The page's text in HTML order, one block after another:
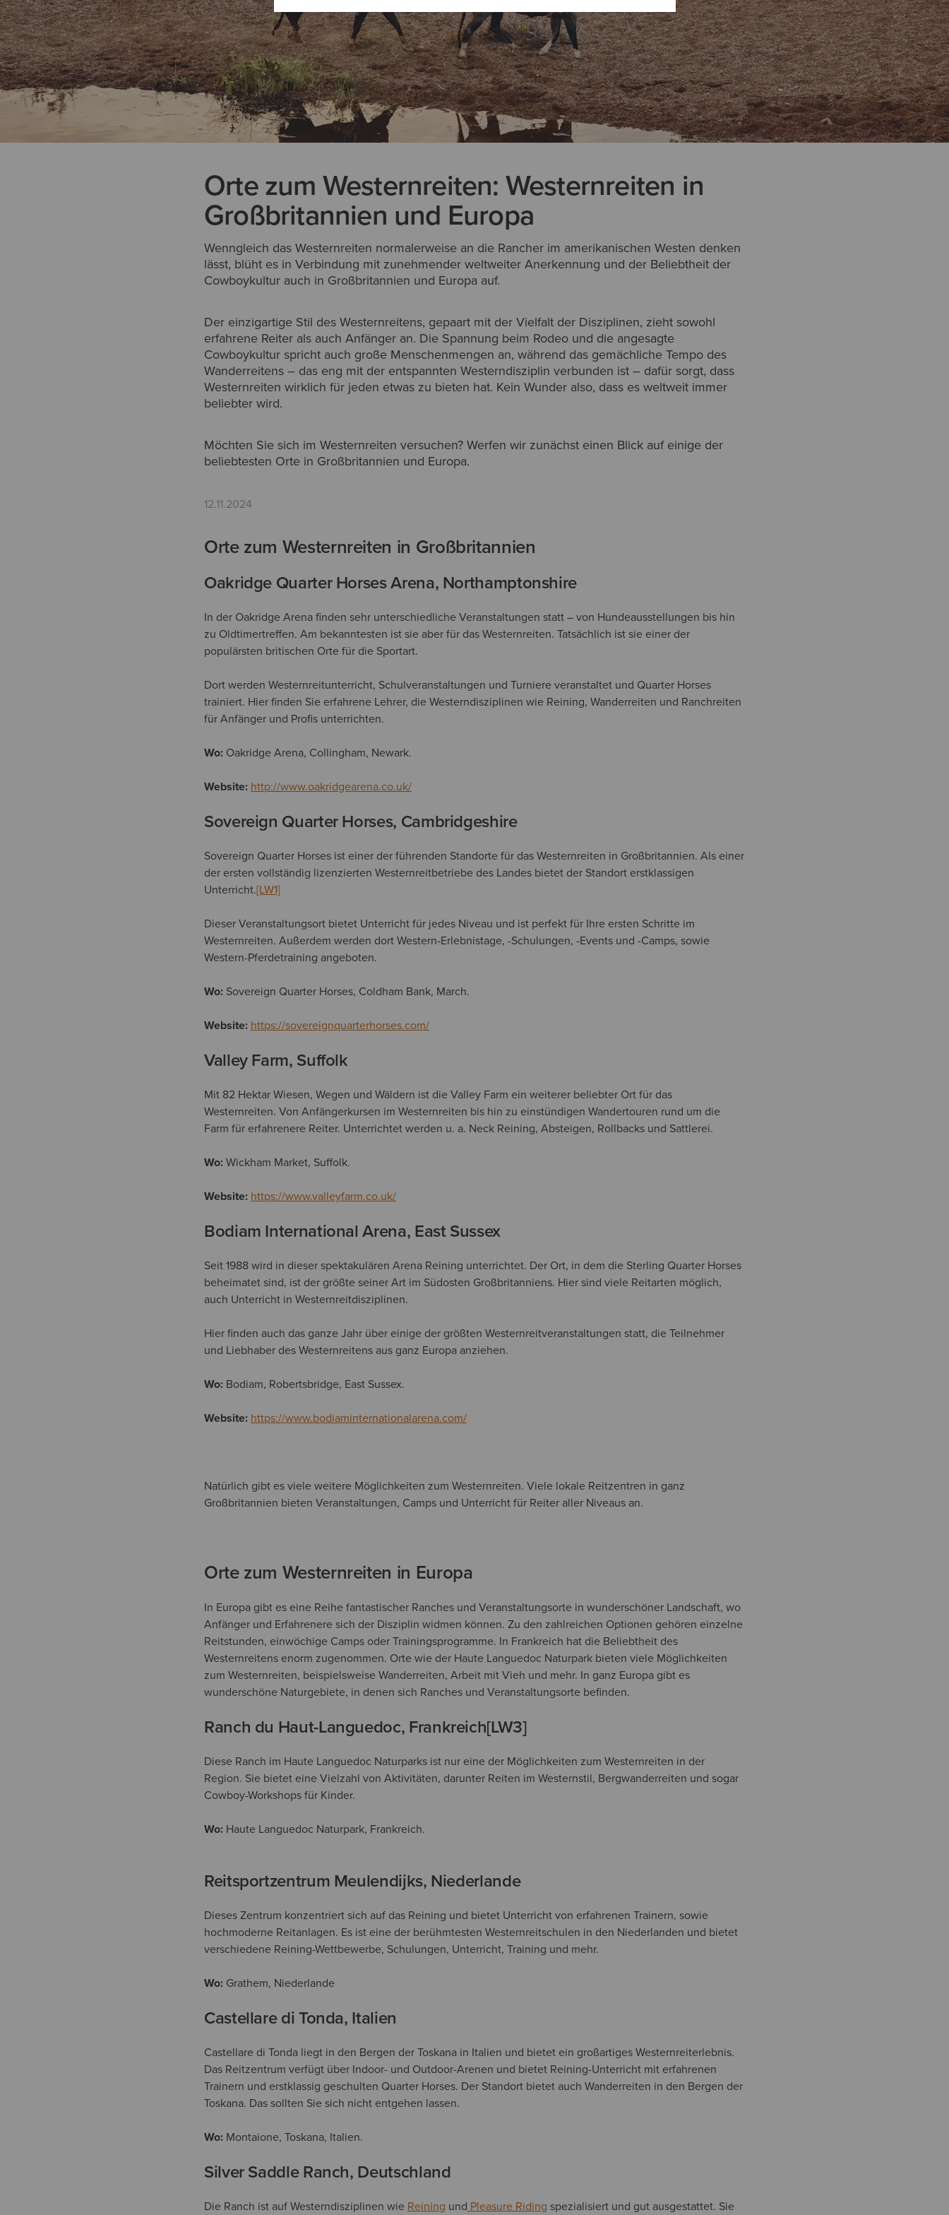
Orte zum Westernreiten: Westernreiten in
Großbritannien und Europa
Wenngleich das Westernreiten normalerweise an die Rancher im amerikanischen Westen denken
lässt, blüht es in Verbindung mit zunehmender weltweiter Anerkennung und der Beliebtheit der
Cowboykultur auch in Großbritannien und Europa auf.
Der einzigartige Stil des Westernreitens, gepaart mit der Vielfalt der Disziplinen, zieht sowohl
erfahrene Reiter als auch Anfänger an. Die Spannung beim Rodeo und die angesagte
Cowboykultur spricht auch große Menschenmengen an, während das gemächliche Tempo des
Wanderreitens – das eng mit der entspannten Westerndisziplin verbunden ist – dafür sorgt, dass
Westernreiten wirklich für jeden etwas zu bieten hat. Kein Wunder also, dass es weltweit immer
beliebter wird.
Möchten Sie sich im Westernreiten versuchen? Werfen wir zunächst einen Blick auf einige der
beliebtesten Orte in Großbritannien und Europa.
12.11.2024
Orte zum Westernreiten in Großbritannien
Oakridge Quarter Horses Arena, Northamptonshire
In der Oakridge Arena finden sehr unterschiedliche Veranstaltungen statt – von Hundeausstellungen bis hin
zu Oldtimertreffen. Am bekanntesten ist sie aber für das Westernreiten. Tatsächlich ist sie einer der
populärsten britischen Orte für die Sportart.
Dort werden Westernreitunterricht, Schulveranstaltungen und Turniere veranstaltet und Quarter Horses
trainiert. Hier finden Sie erfahrene Lehrer, die Westerndisziplinen wie Reining, Wanderreiten und Ranchreiten
für Anfänger und Profis unterrichten.
Wo: Oakridge Arena, Collingham, Newark.
Website: http://www.oakridgearena.co.uk/
Sovereign Quarter Horses, Cambridgeshire
Sovereign Quarter Horses ist einer der führenden Standorte für das Westernreiten in Großbritannien. Als einer
der ersten vollständig lizenzierten Westernreitbetriebe des Landes bietet der Standort erstklassigen
Unterricht.[LW1]
Dieser Veranstaltungsort bietet Unterricht für jedes Niveau und ist perfekt für Ihre ersten Schritte im
Westernreiten. Außerdem werden dort Western-Erlebnistage, -Schulungen, -Events und -Camps, sowie
Western-Pferdetraining angeboten.
Wo: Sovereign Quarter Horses, Coldham Bank, March.
Website: https://sovereignquarterhorses.com/
Valley Farm, Suffolk
Mit 82 Hektar Wiesen, Wegen und Wäldern ist die Valley Farm ein weiterer beliebter Ort für das
Westernreiten. Von Anfängerkursen im Westernreiten bis hin zu einstündigen Wandertouren rund um die
Farm für erfahrenere Reiter. Unterrichtet werden u. a. Neck Reining, Absteigen, Rollbacks und Sattlerei.
Wo:Wickham Market, Suffolk.
Website: https://www.valleyfarm.co.uk/
Bodiam International Arena, East Sussex
Seit 1988 wird in dieser spektakulären Arena Reining unterrichtet. Der Ort, in dem die Sterling Quarter Horses
beheimatet sind, ist der größte seiner Art im Südosten Großbritanniens. Hier sind viele Reitarten möglich,
auch Unterricht in Westernreitdisziplinen.
Hier finden auch das ganze Jahr über einige der größten Westernreitveranstaltungen statt, die Teilnehmer
und Liebhaber des Westernreitens aus ganz Europa anziehen.
Wo: Bodiam, Robertsbridge, East Sussex.
Website: https://www.bodiaminternationalarena.com/
Natürlich gibt es viele weitere Möglichkeiten zum Westernreiten. Viele lokale Reitzentren in ganz
Großbritannien bieten Veranstaltungen, Camps und Unterricht für Reiter aller Niveaus an.
Orte zum Westernreiten in Europa
In Europa gibt es eine Reihe fantastischer Ranches und Veranstaltungsorte in wunderschöner Landschaft, wo
Anfänger und Erfahrenere sich der Disziplin widmen können. Zu den zahlreichen Optionen gehören einzelne
Reitstunden, einwöchige Camps oder Trainingsprogramme. In Frankreich hat die Beliebtheit des
Westernreitens enorm zugenommen. Orte wie der Haute Languedoc Naturpark bieten viele Möglichkeiten
zum Westernreiten, beispielsweise Wanderreiten, Arbeit mit Vieh und mehr. In ganz Europa gibt es
wunderschöne Naturgebiete, in denen sich Ranches und Veranstaltungsorte befinden.
Ranch du Haut-Languedoc, Frankreich[LW3]
Diese Ranch im Haute Languedoc Naturparks ist nur eine der Möglichkeiten zum Westernreiten in der
Region. Sie bietet eine Vielzahl von Aktivitäten, darunter Reiten im Westernstil, Bergwanderreiten und sogar
Cowboy-Workshops für Kinder.
Wo: Haute Languedoc Naturpark, Frankreich.
Reitsportzentrum Meulendijks, Niederlande
Dieses Zentrum konzentriert sich auf das Reining und bietet Unterricht von erfahrenen Trainern, sowie
hochmoderne Reitanlagen. Es ist eine der berühmtesten Westernreitschulen in den Niederlanden und bietet
verschiedene Reining-Wettbewerbe, Schulungen, Unterricht, Training und mehr.
Wo: Grathem, Niederlande
Castellare di Tonda, Italien
Castellare di Tonda liegt in den Bergen der Toskana in Italien und bietet ein großartiges Westernreiterlebnis.
Das Reitzentrum verfügt über Indoor- und Outdoor-Arenen und bietet Reining-Unterricht mit erfahrenen
Trainern und erstklassig geschulten Quarter Horses. Der Standort bietet auch Wanderreiten in den Bergen der
Toskana. Das sollten Sie sich nicht entgehen lassen.
Wo:Montaione, Toskana, Italien.
Silver Saddle Ranch, Deutschland
Die Ranch ist auf Westerndisziplinen wie Reining und Pleasure Riding spezialisiert und gut ausgestattet. Sie